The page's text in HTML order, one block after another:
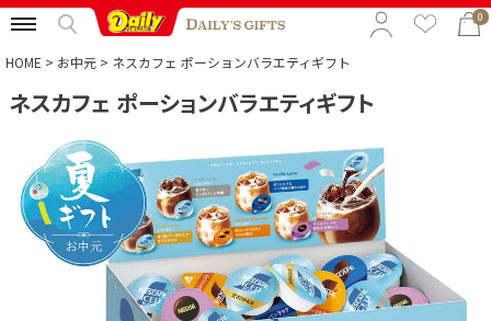
0
特集から選ぶ
予算から選ぶ
カテゴリから選ぶ
贈る相手から選ぶ
HOME お中元 ネスカフェ ポーションバラエティギフト
ネスカフェ ポーションバラエティギフト